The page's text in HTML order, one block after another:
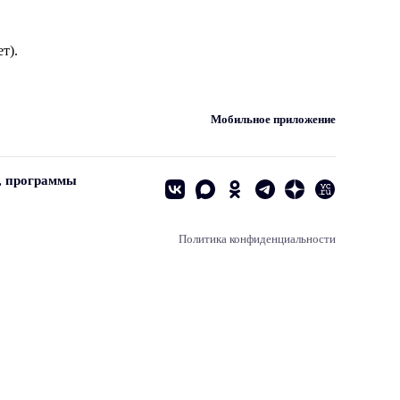
Мобильное приложение
программы
Политика конфиденциальности